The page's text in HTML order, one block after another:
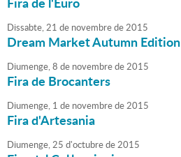
Dissabte,21 de novembrede2015
Dream Market Autumn Edition
Diumenge,8 de novembrede2015
Fira de Brocanters
Diumenge, 1 de novembrede2015
Fira d'Artesania
Diumenge,25 d'octubrede2015